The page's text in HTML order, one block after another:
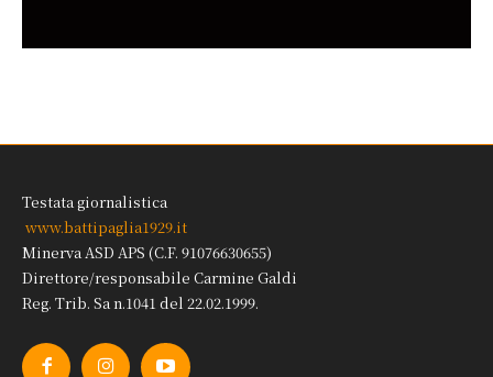
Testata giornalistica
www.battipaglia1929.it
Minerva ASD APS (C.F. 91076630655)
Direttore/responsabile Carmine Galdi
Reg. Trib. Sa n.1041 del 22.02.1999.